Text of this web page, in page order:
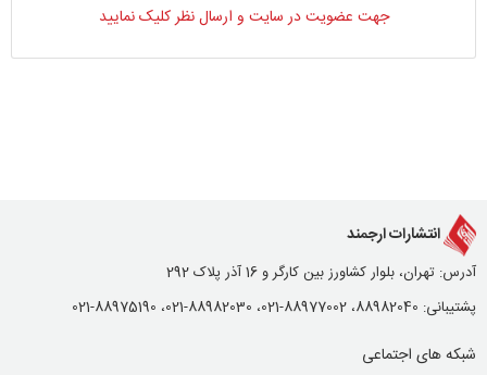
جهت عضویت در سایت و ارسال نظر کلیک نمایید
انتشارات ارجمند
آدرس: تهران، بلوار کشاورز بین کارگر و 16 آذر پلاک 292
پشتیبانی: 88982040، 88977002-021، 88982030-021، 88975190-021
شبکه های اجتماعی